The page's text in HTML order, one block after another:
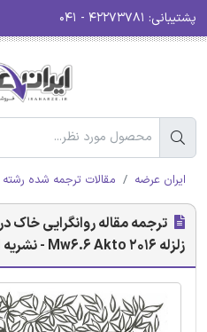
پشتیبانی:
ایران عرضه مقالات ترجمه شده
ترجمه مقاله روانگرایی خاک
زلزله 2016 Mw6.6 Akto - نشریه الزویر